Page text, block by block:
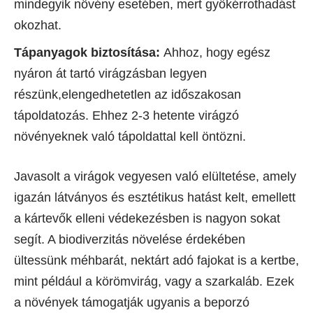
mindegyik növény esetében, mert gyökérrothadást
okozhat.
Tápanyagok biztosítása: Ahhoz, hogy egész
nyáron át tartó virágzásban legyen
részünk,elengedhetetlen az időszakosan
tápoldatozás. Ehhez 2-3 hetente virágzó
növényeknek való tápoldattal kell öntözni.
Javasolt a virágok vegyesen való elültetése, amely
igazán látványos és esztétikus hatást kelt, emellett
a kártevők elleni védekezésben is nagyon sokat
segít. A biodiverzitás növelése érdekében
ültessünk méhbarát, nektárt adó fajokat is a kertbe,
mint például a körömvirág, vagy a szarkaláb. Ezek
a növények támogatják ugyanis a beporzó